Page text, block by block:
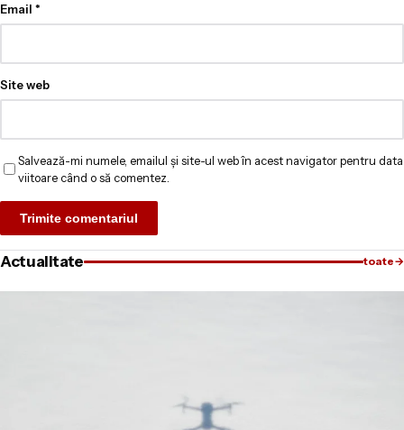
Email *
Site web
Salvează-mi numele, emailul și site-ul web în acest navigator pentru data
viitoare când o să comentez.
Actualitate toate→